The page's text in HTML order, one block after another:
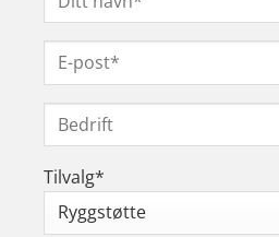
Tilvalg*